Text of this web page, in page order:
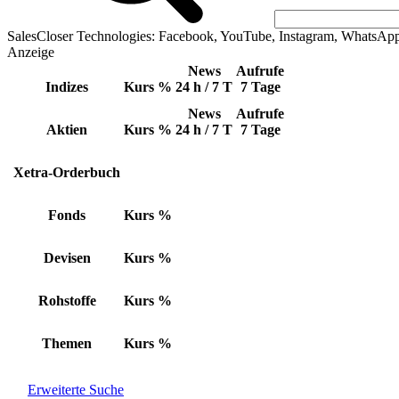
SalesCloser Technologies: Facebook, YouTube, Instagram,
Anzeige
Indizes Kurs %
News
24 h / 7 T
Aufrufe
7 Tage
Aktien Kurs %
News
24 h / 7 T
Aufrufe
7 Tage
Xetra-Orderbuch
Fonds Kurs %
Devisen Kurs %
Rohstoffe Kurs %
Themen Kurs %
Erweiterte Suche